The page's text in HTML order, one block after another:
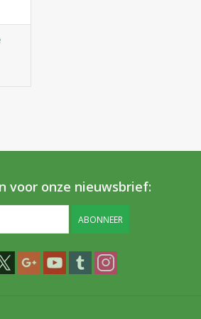
voor onze nieuwsbrief:
ABONNEER